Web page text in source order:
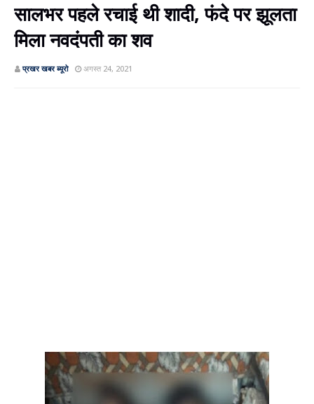
सालभर पहले रचाई थी शादी, फंदे पर झूलता
मिला नवदंपती का शव
प्रखर खबर ब्‍यूरो अगस्त 24, 2021